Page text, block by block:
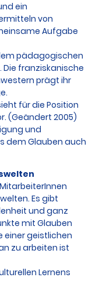
ein
von
Aufgabe
pädagogischen
franziskanische
prägt ihr
für die Position
(Geändert 2005)
und
dem Glauben auch
Es gibt
und ganz
mit Glauben
einer geistlichen
zu arbeiten ist
Lernens